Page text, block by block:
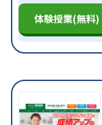
体験授業(無料)